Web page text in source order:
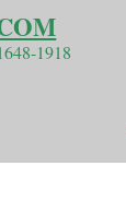
1918